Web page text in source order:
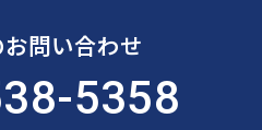
問い合わせ
5358